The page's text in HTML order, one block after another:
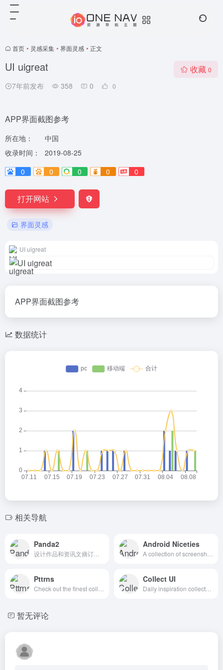
首页 • 灵感采集 • 界面灵感 • 正文
UI uigreat
7年前发布 358 0 0
收藏 0
APP界面截图参考
所在地：
中国
收录时间：
2019-08-25
0
0 0 0 0
打开网站
界面灵感
UI uigreat
APP界面截图参考
数据统计
相关导航
Panda2 Android Niceties
Pttrns Collect UI
暂无评论